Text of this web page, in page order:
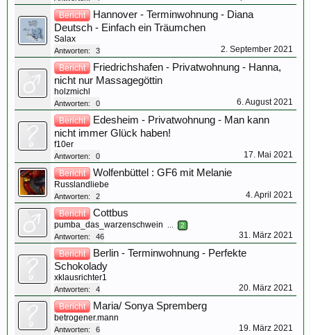
Bericht
Hannover - Terminwohnung - Diana
Deutsch - Einfach ein Träumchen
Salax
Antworten: 3 2. September 2021
Bericht
Friedrichshafen - Privatwohnung - Hanna,
nicht nur Massagegöttin
holzmichl
Antworten: 0 6. August 2021
Bericht
Edesheim - Privatwohnung - Man kann
nicht immer Glück haben!
f10er
Antworten: 0 17. Mai 2021
Bericht Wolfenbüttel : GF6 mit Melanie
Russlandliebe
Antworten: 2 4. April 2021
Bericht Cottbus
pumba_das_warzenschwein 2
Antworten: 46 31. März 2021
Bericht
Berlin - Terminwohnung - Perfekte
Schokolady
xklausrichter1
Antworten: 4 20. März 2021
Bericht Maria/ Sonya Spremberg
betrogener.mann
Antworten: 6 19. März 2021